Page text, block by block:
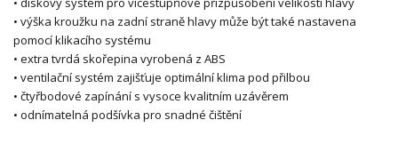
• výška kroužku na zadní straně hlavy může být také nastavena
pomocí klikacího systému
• extra tvrdá skořepina vyrobená z ABS
• ventilační systém zajišťuje optimální klima pod přilbou
• čtyřbodové zapínání s vysoce kvalitním uzávěrem
• odnímatelná podšívka pro snadné čištění